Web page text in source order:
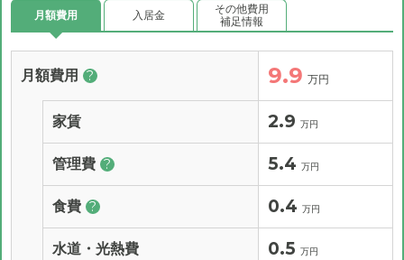
月額費用 入居金
その他費用
補足情報
月額費用 ? 9.9 万円
家賃 2.9 万円
管理費 ? 5.4 万円
食費 ? 0.4 万円
水道・光熱費 0.5 万円